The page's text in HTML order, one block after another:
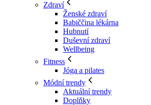
Zdraví
Ženské zdraví
Babiččina lékárna
Hubnutí
Duševní zdraví
Wellbeing
Fitness
Jóga a pilates
Módní trendy
Aktuální trendy
Doplňky